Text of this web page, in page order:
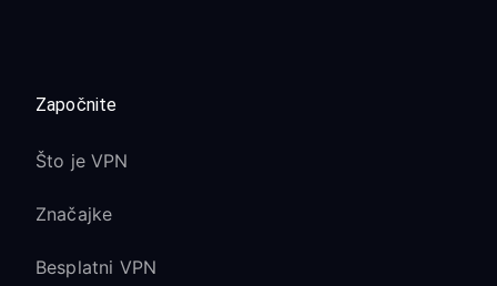
Započnite
Što je VPN
Značajke
Besplatni VPN